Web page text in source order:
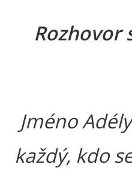
Rozhovor
Jméno
každý, kdo